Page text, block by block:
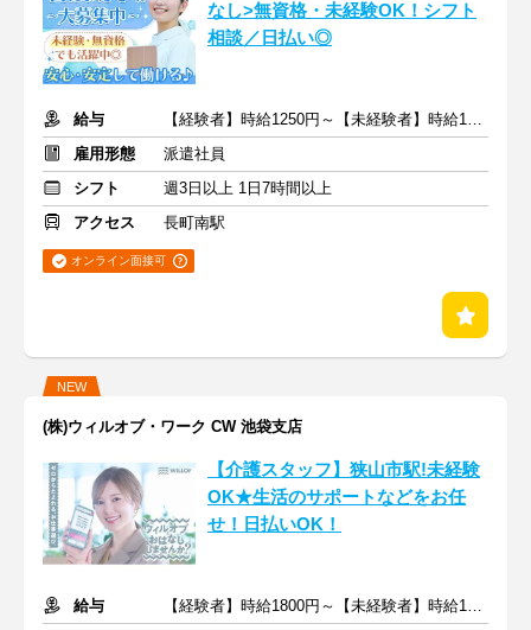
なし>無資格・未経験OK！シフト
相談／日払い◎
給与
【経験者】時給1250円～【未経験者】時給1200円～ ＋交通費
雇用形態
派遣社員
シフト
週3日以上 1日7時間以上
アクセス
長町南駅
オンライン面接可
NEW
(株)ウィルオブ・ワーク CW 池袋支店
【介護スタッフ】狭山市駅!未経験
OK★生活のサポートなどをお任
せ！日払いOK！
給与
【経験者】時給1800円～【未経験者】時給1600円～ ＋交通費